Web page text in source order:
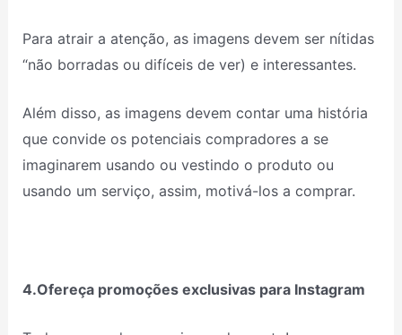
Para atrair a atenção, as imagens devem ser nítidas
“não borradas ou difíceis de ver) e interessantes.
Além disso, as imagens devem contar uma história
que convide os potenciais compradores a se
imaginarem usando ou vestindo o produto ou
usando um serviço, assim, motivá-los a comprar.
4.Ofereça promoções exclusivas para Instagram